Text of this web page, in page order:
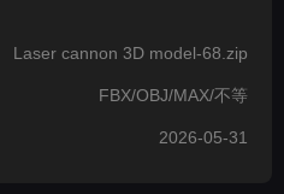
Laser cannon 3D model-68.zip
FBX/OBJ/MAX/不等
2026-05-31